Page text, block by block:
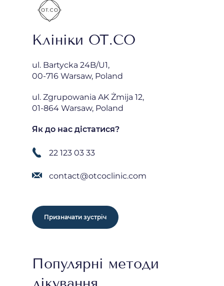
Клініки OT.CO
ul. Bartycka 24B/U1,
00-716 Warsaw, Poland
ul. Zgrupowania AK Żmija 12,
01-864 Warsaw, Poland
Як до нас дістатися?
22 123 03 33
contact@otcoclinic.com
Призначати зустріч
Популярні методи